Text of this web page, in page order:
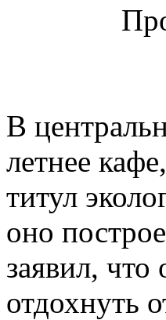
В
летнее
титул
оно
заявил, что
отдохнуть